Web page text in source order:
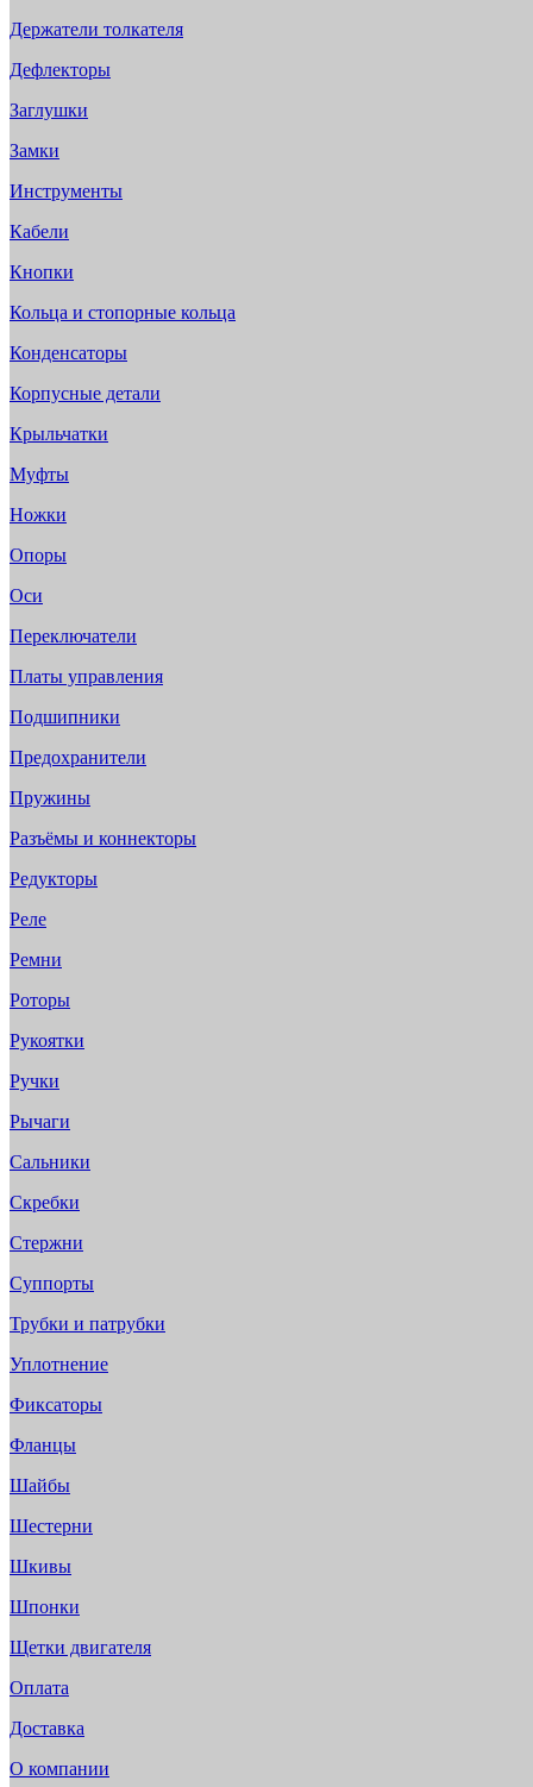
Держатели толкателя
Дефлекторы
Заглушки
Замки
Инструменты
Кабели
Кнопки
Кольца и стопорные кольца
Конденсаторы
Корпусные детали
Крыльчатки
Муфты
Ножки
Опоры
Оси
Переключатели
Платы управления
Подшипники
Предохранители
Пружины
Разъёмы и коннекторы
Редукторы
Реле
Ремни
Роторы
Рукоятки
Ручки
Рычаги
Сальники
Скребки
Стержни
Суппорты
Трубки и патрубки
Уплотнение
Фиксаторы
Фланцы
Шайбы
Шестерни
Шкивы
Шпонки
Щетки двигателя
Оплата
Доставка
О компании